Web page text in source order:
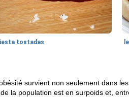
tostadas
survient non seulement dans
la population est en surpoids et,